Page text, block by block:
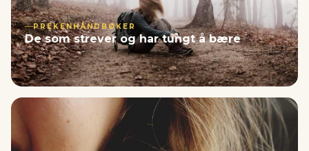
PREKENHÅNDBØKER
De som strever og har tungt å bære